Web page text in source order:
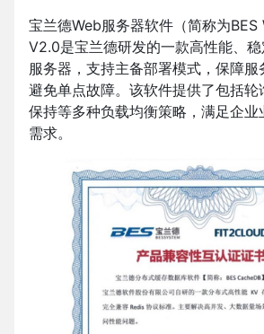
宝兰德Web服务器软件（简称为BES
V2.0是宝兰德研发的一款高性能、
服务器，支持主备部署模式，保障服
避免单点故障。该软件提供了包括轮
保持等多种负载均衡策略，满足企业
需求。